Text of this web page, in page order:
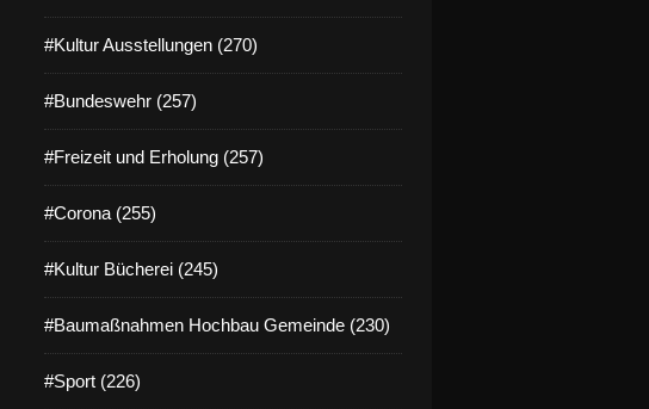
#Kultur Ausstellungen (270)
#Bundeswehr (257)
#Freizeit und Erholung (257)
#Corona (255)
#Kultur Bücherei (245)
#Baumaßnahmen Hochbau Gemeinde (230)
#Sport (226)